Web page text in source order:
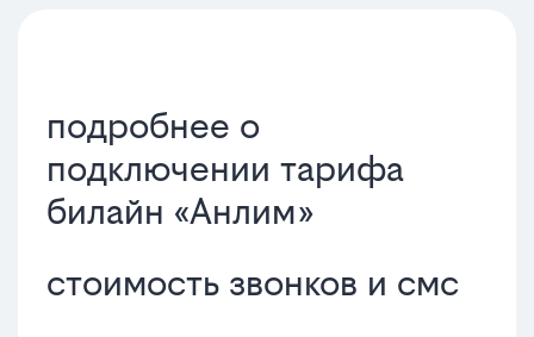
подробнее о
подключении тарифа
билайн «Анлим»
стоимость звонков и смс